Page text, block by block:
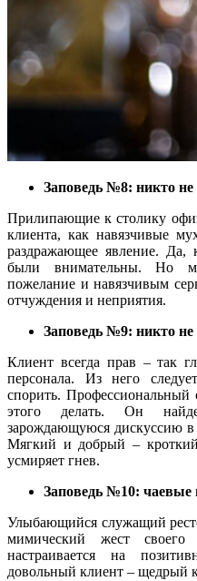
Заповедь №8: никто
Прилипающие к столику
клиента, как навязчивые
раздражающее явление. Да,
были внимательны. Но
пожелание и навязчивым
отчуждения и неприятия.
Заповедь №9: никто
Клиент всегда прав – так
персонала. Из него
спорить. Профессиональный
этого делать. Он
зарождающуюся дискуссию в
Мягкий и добрый –
усмиряет гнев.
Заповедь №10: чаевые
Улыбающийся служащий
мимический жест
настраивается на
довольный клиент – щедрый